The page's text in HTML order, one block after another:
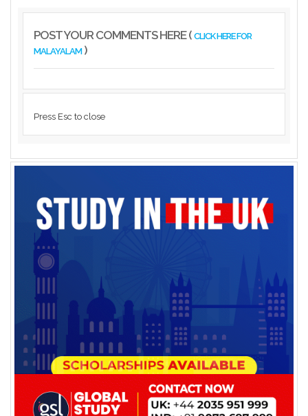
POST YOUR COMMENTS HERE ( CLICK HERE FOR
MALAYALAM)
Press Esc to close